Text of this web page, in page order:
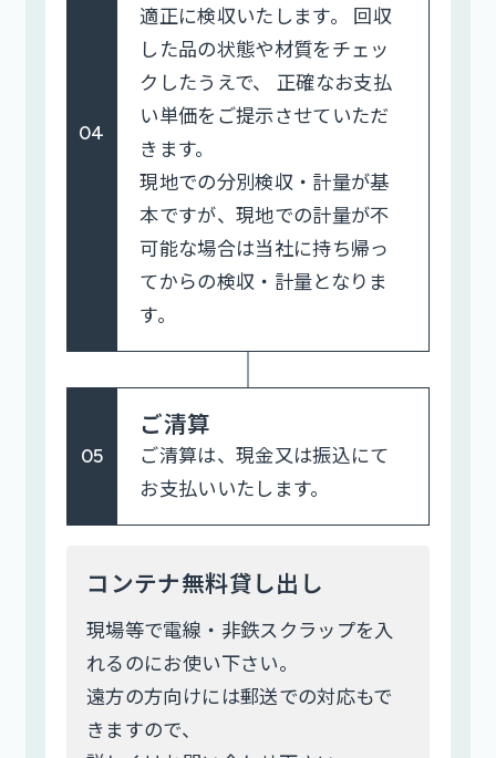
04
適正に検収いたします。 回収
した品の状態や材質をチェッ
クしたうえで、 正確なお支払
い単価をご提示させていただ
きます。
現地での分別検収・計量が基
本ですが、現地での計量が不
可能な場合は当社に持ち帰っ
てからの検収・計量となりま
す。
05
ご清算
ご清算は、現金又は振込にて
お支払いいたします。
コンテナ無料貸し出し
現場等で電線・非鉄スクラップを入
れるのにお使い下さい。
遠方の方向けには郵送での対応もで
きますので、